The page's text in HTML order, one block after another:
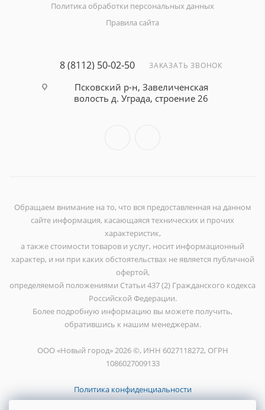
Политика обработки персональных данных
Правила сайта
8 (8112) 50-02-50 ЗАКАЗАТЬ ЗВОНОК
Псковский р-н, Завеличенская
волость д. Уграда, строение 26
Обращаем внимание на то, что вся предоставленная на данном
сайте информация, касающаяся технических и прочих
характеристик,
а также стоимости товаров и услуг, носит информационный
характер, и ни при каких обстоятельствах не является публичной
офертой,
определяемой положениями Статьи 437 (2) Гражданского кодекса
Российской Федерации.
Более подробную информацию вы можете получить,
обратившись к нашим менеджерам.
ООО «Новый город» 2026 ©, ИНН 6027118272, ОГРН
1086027009133
Политика конфиденциальности